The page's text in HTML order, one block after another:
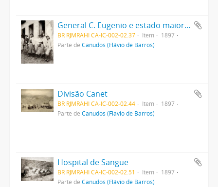
General C. Eugenio e estado maior em Monte Santo
BR RJMRAHI CA-IC-002-02.37 Item
1897
Parte de Canudos (Flávio de Barros)
Divisão Canet
BR RJMRAHI CA-IC-002-02.44 Item
1897
Parte de Canudos (Flávio de Barros)
Hospital de Sangue
BR RJMRAHI CA-IC-002-02.51 Item
1897
Parte de Canudos (Flávio de Barros)